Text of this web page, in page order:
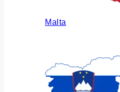
Malta